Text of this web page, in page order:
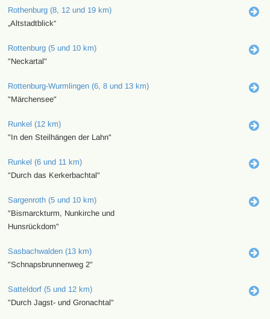
Rothenburg (8, 12 und 19 km)
„Altstadtblick“
Rottenburg (5 und 10 km)
"Neckartal"
Rottenburg-Wurmlingen (6, 8 und 13 km)
"Märchensee"
Runkel (12 km)
"In den Steilhängen der Lahn"
Runkel (6 und 11 km)
"Durch das Kerkerbachtal"
Sargenroth (5 und 10 km)
"Bismarckturm, Nunkirche und
Hunsrückdom"
Sasbachwalden (13 km)
"Schnapsbrunnenweg 2"
Satteldorf (5 und 12 km)
"Durch Jagst- und Gronachtal"